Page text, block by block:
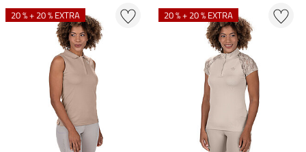
20 % + 20 % EXTRA 20 % + 20 % EXTRA